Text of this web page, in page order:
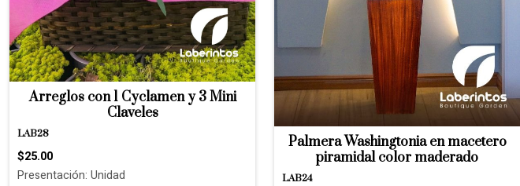
Arreglos con 1 Cyclamen y 3 Mini
Claveles
LAB28
$25.00
Presentación: Unidad
Palmera Washingtonia en macetero
piramidal color maderado
LAB24